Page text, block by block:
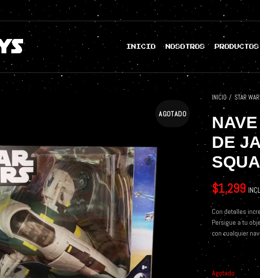
INICIO NOSOTROS PRODUCTOS
AGOTADO
INICIO STAR
DE
$1,299
Con detalles
Persigue a tu
con cualquier
Agotado